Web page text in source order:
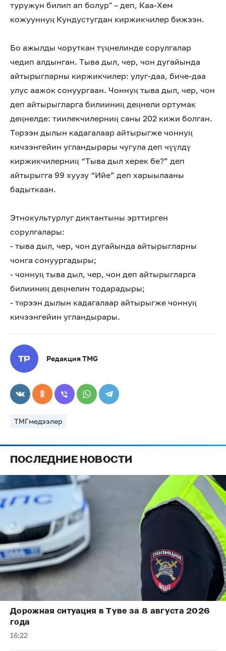
туружун билип ап болур" – деп, Каа-Хем
кожууннуң Кундустугдан киржикчилер бижээн.
Бо ажылды чоруткан түңнелинде сорулгалар
чедип алдынган. Тыва дыл, чер, чон дугайында
айтырыгларны киржикчилер: улуг-даа, биче-даа
улус аажок сонуургаан. Чоннуң тыва дыл, чер, чон
деп айтырыгларга билииниң деңнели ортумак
деңнелде: тиилекчилерниң саны 202 кижи болган.
Төрээн дылын кадагалаар айтырыгже чоннуң
кичээнгейин угландырары чугула деп чүүлдү
киржикчилерниң “Тыва дыл херек бе?” деп
айтырыгга 99 хуузу “Ийе” деп харыылааны
бадыткаан.
Этнокультурлуг диктантыны эрттирген
сорулгалары:
- тыва дыл, чер, чон дугайында айтырыгларны
чонга сонуургадыры;
- чоннуң тыва дыл, чер, чон деп айтырыгларга
билииниң деңнелин тодарадыры;
- төрээн дылын кадагалаар айтырыгже чоннуң
кичээнгейин угландырары.
Редакция TMG
ТМГмедээлер
ПОСЛЕДНИЕ НОВОСТИ
Дорожная ситуация в Туве за 8 августа 2026
года
16:22